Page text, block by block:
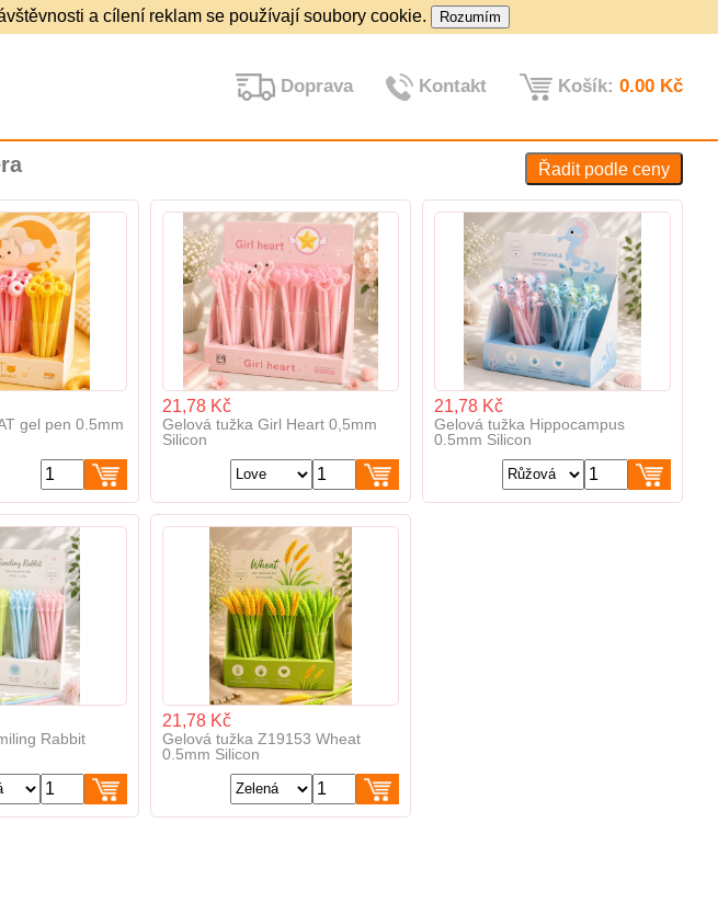
a cílení reklam se používají soubory cookie.
Doprava Kontakt Košík: 0.00 Kč
gel pen 0.5mm
21,78 Kč
Gelová tužka Girl Heart 0,5mm
Silicon
21,78 Kč
Gelová tužka Hippocampus
0.5mm Silicon
Rabbit
21,78 Kč
Gelová tužka Z19153 Wheat
0.5mm Silicon